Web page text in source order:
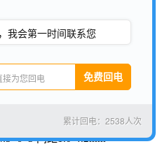
10.0mm
排
须定制）
间距1.0-4.2mm
我会第一时间联系您
累计回电：2538人次